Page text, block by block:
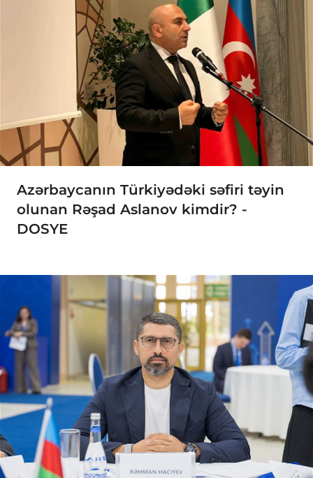
Azərbaycanın Türkiyədəki səfiri təyin
olunan Rəşad Aslanov kimdir? -
DOSYE